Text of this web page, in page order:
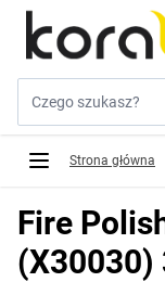
Przejdź do treści
Strona główna
Fire
(X30030)